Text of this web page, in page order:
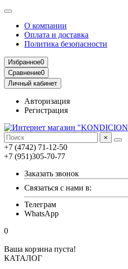
О компании
Оплата и доставка
Политика безопасности
Избранное0
Сравнение0
Личный кабинет
Авторизация
Регистрация
×
+7 (4742) 71-12-50
+7 (951)305-70-77
Заказать звонок
Связаться с нами в:
Телеграм
WhatsApp
0
Ваша корзина пуста!
КАТАЛОГ